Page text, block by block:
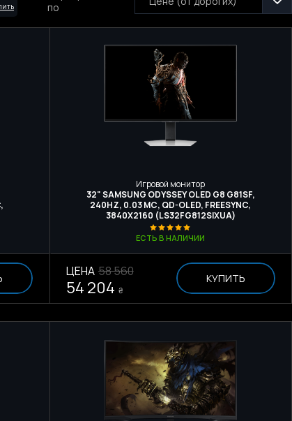
по
Игровой монитор
32" SAMSUNG ODYSSEY OLED G8 G81SF,
240HZ, 0.03 МС, QD-OLED, FREESYNC,
3840Х2160 (LS32FG812SIXUA)
ЕСТЬ В НАЛИЧИИ
ЦЕНА 58 560
54 204 ₴
КУПИТЬ